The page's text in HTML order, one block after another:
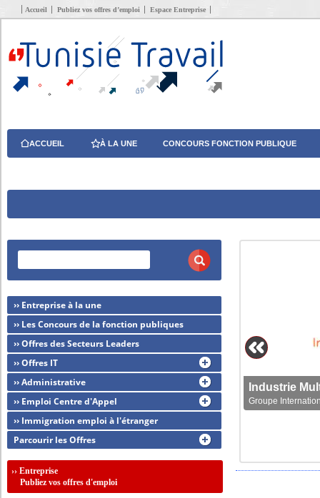
Accueil Publiez vos offres d’emploi Espace Entreprise
ACCUEIL À LA UNE CONCOURS FONCTION PUBLIQUE
Groupe
›› Entreprise à la une
›› Les Concours de la fonction publiques
›› Offres des Secteurs Leaders
›› Offres IT
›› Administrative
›› Emploi Centre d'Appel
›› Immigration emploi à l'étranger
Parcourir les Offres
››Entreprise
Publiez vos offres d'emploi